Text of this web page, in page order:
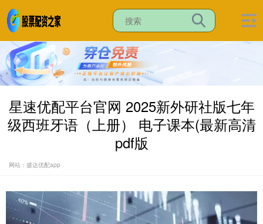
星速优配平台官网 2025新外研社版七年
级西班牙语（上册） 电子课本(最新高清
pdf版
网站：盛达优配app